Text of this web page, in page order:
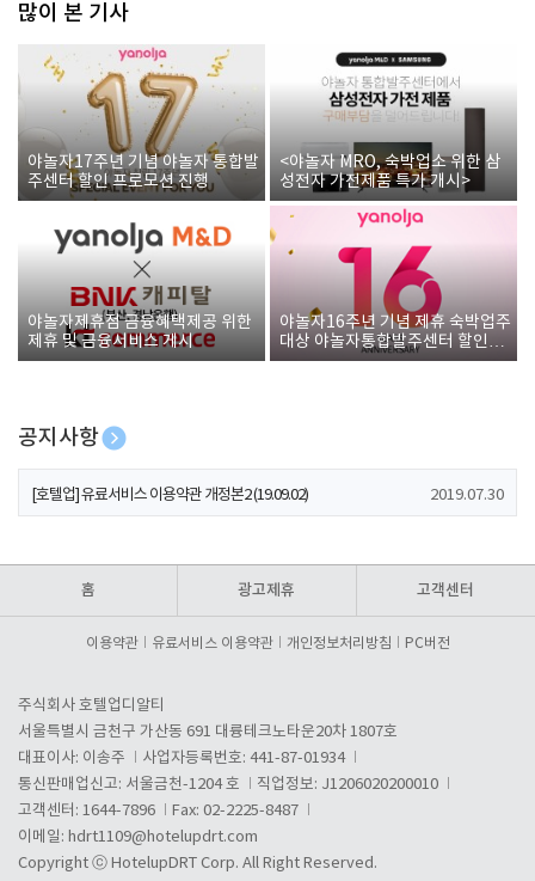
많이 본 기사
야놀자17주년 기념 야놀자 통합발
주센터 할인 프로모션 진행
<야놀자 MRO, 숙박업소 위한 삼
성전자 가전제품 특가 개시>
야놀자제휴점 금융혜택제공 위한
제휴 및 금융서비스 게시
야놀자16주년 기념 제휴 숙박업주
대상 야놀자통합발주센터 할인쿠
폰 증정
공지사항
[호텔업] 개인정보 처리방침 개정본1 (19.09.02)
[호텔업] 유료서비스 이용약관 개정본2 (19.09.02) 2019.07.30
홈 광고제휴 고객센터
이용약관 유료서비스 이용약관 개인정보처리방침 PC버전
주식회사 호텔업디알티
서울특별시 금천구 가산동 691 대륭테크노타운20차 1807호
대표이사: 이송주
사업자등록번호: 441-87-01934
통신판매업신고: 서울금천-1204 호
직업정보: J1206020200010
고객센터: 1644-7896
Fax: 02-2225-8487
이메일: hdrt1109@hotelupdrt.com
Copyright ⓒ HotelupDRT Corp. All Right Reserved.